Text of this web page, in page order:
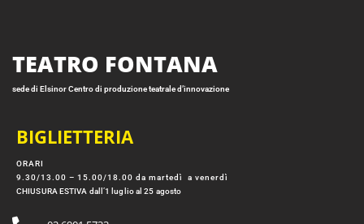
TEATRO FONTANA
sede di Elsinor Centro di produzione teatrale d’innovazione
BIGLIETTERIA
ORARI
9.30/13.00 – 15.00/18.00 da martedì a venerdì
CHIUSURA ESTIVA dall’1 luglio al 25 agosto